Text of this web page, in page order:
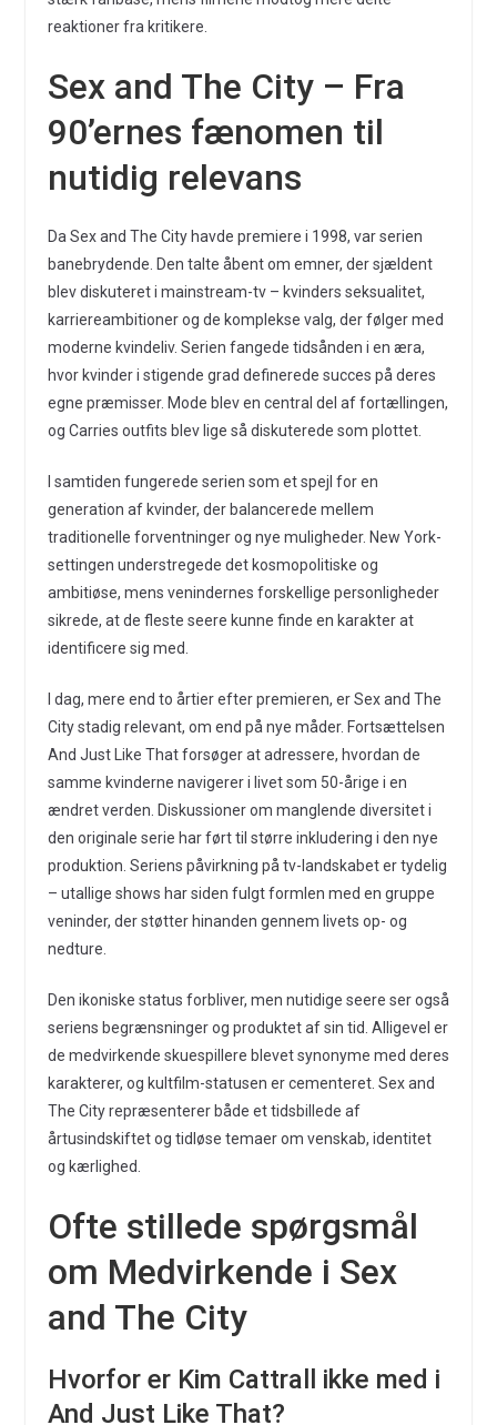
reaktioner fra kritikere.
Sex and The City – Fra
90’ernes fænomen til
nutidig relevans
Da Sex and The City havde premiere i 1998, var serien
banebrydende. Den talte åbent om emner, der sjældent
blev diskuteret i mainstream-tv – kvinders seksualitet,
karriereambitioner og de komplekse valg, der følger med
moderne kvindeliv. Serien fangede tidsånden i en æra,
hvor kvinder i stigende grad definerede succes på deres
egne præmisser. Mode blev en central del af fortællingen,
og Carries outfits blev lige så diskuterede som plottet.
I samtiden fungerede serien som et spejl for en
generation af kvinder, der balancerede mellem
traditionelle forventninger og nye muligheder. New York-
settingen understregede det kosmopolitiske og
ambitiøse, mens venindernes forskellige personligheder
sikrede, at de fleste seere kunne finde en karakter at
identificere sig med.
I dag, mere end to årtier efter premieren, er Sex and The
City stadig relevant, om end på nye måder. Fortsættelsen
And Just Like That forsøger at adressere, hvordan de
samme kvinderne navigerer i livet som 50-årige i en
ændret verden. Diskussioner om manglende diversitet i
den originale serie har ført til større inkludering i den nye
produktion. Seriens påvirkning på tv-landskabet er tydelig
– utallige shows har siden fulgt formlen med en gruppe
veninder, der støtter hinanden gennem livets op- og
nedture.
Den ikoniske status forbliver, men nutidige seere ser også
seriens begrænsninger og produktet af sin tid. Alligevel er
de medvirkende skuespillere blevet synonyme med deres
karakterer, og kultfilm-statusen er cementeret. Sex and
The City repræsenterer både et tidsbillede af
årtusindskiftet og tidløse temaer om venskab, identitet
og kærlighed.
Ofte stillede spørgsmål
om Medvirkende i Sex
and The City
Hvorfor er Kim Cattrall ikke med i
And Just Like That?